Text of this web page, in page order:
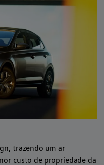
trazendo um ar
custo de propriedade da